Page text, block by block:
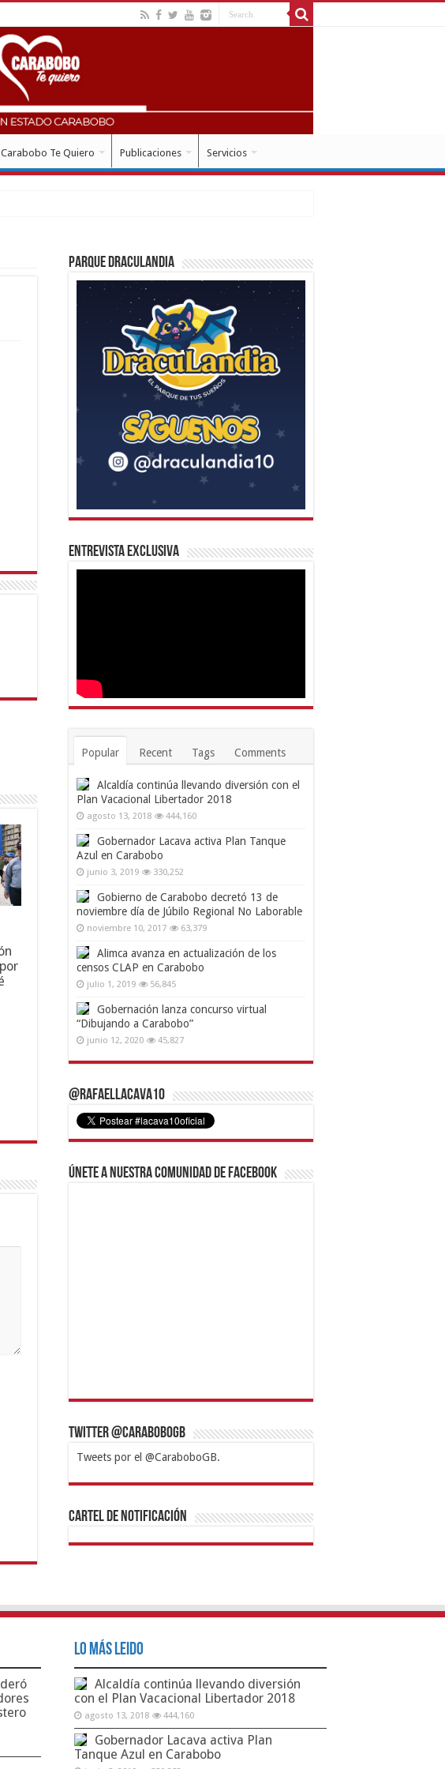
Carabobo Te Quiero Publicaciones Servicios
Parque Draculandia
Entrevista Exclusiva
Popular Recent Tags Comments
Alcaldía continúa llevando diversión con el
Plan Vacacional Libertador 2018
agosto 13, 2018 444,160
Gobernador Lacava activa Plan Tanque
Azul en Carabobo
junio 3, 2019 330,252
Gobierno de Carabobo decretó 13 de
noviembre día de Júbilo Regional No Laborable
noviembre 10, 2017 63,379
Alimca avanza en actualización de los
censos CLAP en Carabobo
julio 1, 2019 56,845
Gobernación lanza concurso virtual
“Dibujando a Carabobo”
junio 12, 2020 45,827
@RafaelLacava10
Únete a nuestra comunidad de Facebook
Twitter @CaraboboGB
Tweets por el @CaraboboGB.
1xbetBetturkeyBetistKralbetSupertotobetTipobet
https://mvbcasino.com/
Cartel de Notificación
Lo Más Leido
Alcaldía continúa llevando diversión
con el Plan Vacacional Libertador 2018
agosto 13, 2018 444,160
Gobernador Lacava activa Plan
Tanque Azul en Carabobo